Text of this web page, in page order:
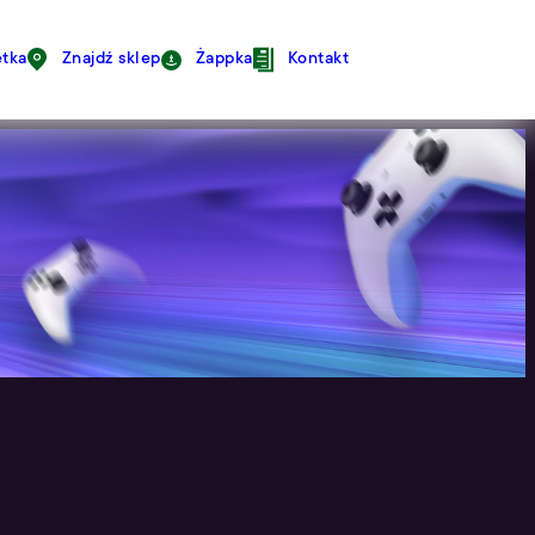
Znajdź sklep Żappka Kontakt